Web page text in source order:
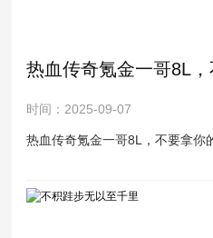
时间：2025-09-07
热血传奇氪金一哥8L，不要拿你